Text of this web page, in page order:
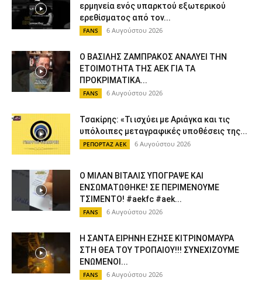
ερμηνεία ενός υπαρκτού εξωτερικού
ερεθίσματος από τον...
FANS 6 Αυγούστου 2026
Ο ΒΑΣΙΛΗΣ ΖΑΜΠΡΑΚΟΣ ΑΝΑΛΥΕΙ ΤΗΝ
ΕΤΟΙΜΟΤΗΤΑ ΤΗΣ ΑΕΚ ΓΙΑ ΤΑ
ΠΡΟΚΡΙΜΑΤΙΚΑ...
FANS 6 Αυγούστου 2026
Τσακίρης: «Τι ισχύει με Αριάγκα και τις
υπόλοιπες μεταγραφικές υποθέσεις της...
ΡΕΠΟΡΤΑΖ ΑΕΚ 6 Αυγούστου 2026
Ο ΜΙΛΑΝ ΒΙΤΑΛΙΣ ΥΠΟΓΡΑΨΕ ΚΑΙ
ΕΝΣΩΜΑΤΩΘΗΚΕ! ΣΕ ΠΕΡΙΜΕΝΟΥΜΕ
ΤΣΙΜΕΝΤΟ! #aekfc #aek...
FANS 6 Αυγούστου 2026
Η ΣΑΝΤΑ ΕΙΡΗΝΗ ΕΖΗΣΕ ΚΙΤΡΙΝΟΜΑΥΡΑ
ΣΤΗ ΘΕΑ ΤΟΥ ΤΡΟΠΑΙΟΥ!!! ΣΥΝΕΧΙΖΟΥΜΕ
ΕΝΩΜΕΝΟΙ...
FANS 6 Αυγούστου 2026